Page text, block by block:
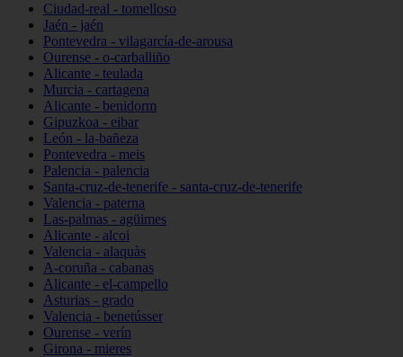
Ciudad-real - tomelloso
Jaén - jaén
Pontevedra - vilagarcía-de-arousa
Ourense - o-carballiño
Alicante - teulada
Murcia - cartagena
Alicante - benidorm
Gipuzkoa - eibar
León - la-bañeza
Pontevedra - meis
Palencia - palencia
Santa-cruz-de-tenerife - santa-cruz-de-tenerife
Valencia - paterna
Las-palmas - agüimes
Alicante - alcoi
Valencia - alaquàs
A-coruña - cabanas
Alicante - el-campello
Asturias - grado
Valencia - benetússer
Ourense - verín
Girona - mieres